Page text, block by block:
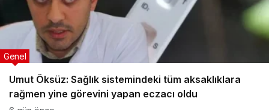
Umut Öksüz: Sağlık sistemindeki tüm aksaklıklara
rağmen yine görevini yapan eczacı oldu
Genel